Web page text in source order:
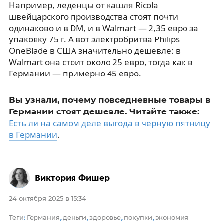
Например, леденцы от кашля Ricola
швейцарского производства стоят почти
одинаково и в DM, и в Walmart — 2,35 евро за
упаковку 75 г. А вот электробритва Philips
OneBlade в США значительно дешевле: в
Walmart она стоит около 25 евро, тогда как в
Германии — примерно 45 евро.
Вы узнали, почему повседневные товары в
Германии стоят дешевле. Читайте также:
Есть ли на самом деле выгода в черную пятницу
в Германии.
24 октября 2025 в 15:34
Теги: Германия, деньги,здоровье, покупки,экономия
Виктория Фишер